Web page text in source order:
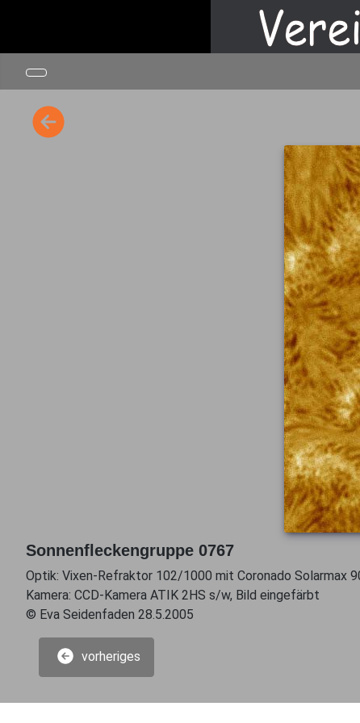
Sonnenfleckengruppe 0767
Optik: Vixen-Refraktor 102/1000 mit Coronado Solarmax
Kamera: CCD-Kamera ATIK 2HS s/w, Bild eingefärbt
© Eva Seidenfaden 28.5.2005
vorheriges